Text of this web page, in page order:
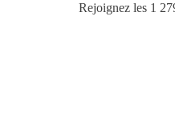
Rejoignez les 1